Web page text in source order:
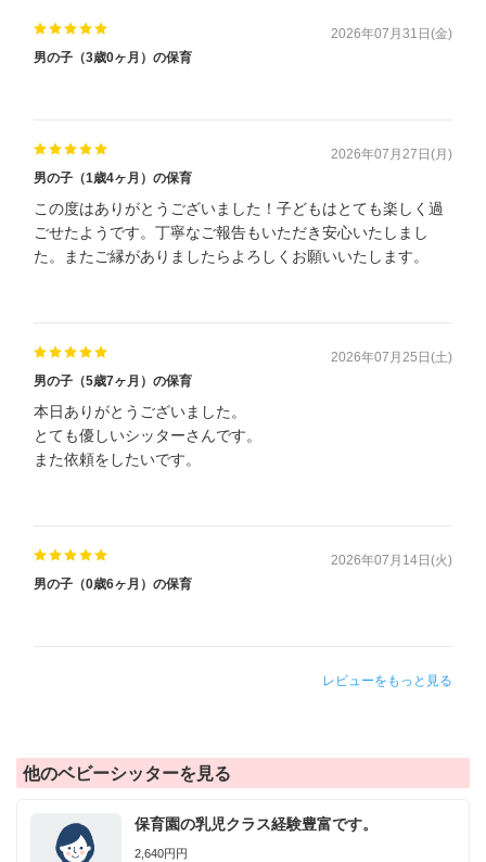
2026年07月31日(金)
男の子（3歳0ヶ月）の保育
2026年07月27日(月)
男の子（1歳4ヶ月）の保育
この度はありがとうございました！子どもはとても楽しく過
ごせたようです。丁寧なご報告もいただき安心いたしまし
た。またご縁がありましたらよろしくお願いいたします。
2026年07月25日(土)
男の子（5歳7ヶ月）の保育
本日ありがとうございました。
とても優しいシッターさんです。
また依頼をしたいです。
2026年07月14日(火)
男の子（0歳6ヶ月）の保育
レビューをもっと見る
他のベビーシッターを見る
保育園の乳児クラス経験豊富です。
2,640円円